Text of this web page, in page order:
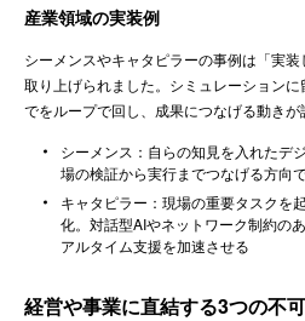
産業領域の実装例
シーメンスやキャタピラーの事例は「実
取り上げられました。シミュレーション
でをループで回し、成果につなげる動きが
シーメンス：自らの知見を入れたデ
場の検証から実行までつなげる方向
キャタピラー：現場の重要タスクを
化。対話型AIやネットワーク制約の
アルタイム支援を加速させる
経営や事業に直結する3つの不